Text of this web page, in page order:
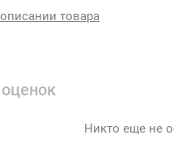
товара
Никто еще не